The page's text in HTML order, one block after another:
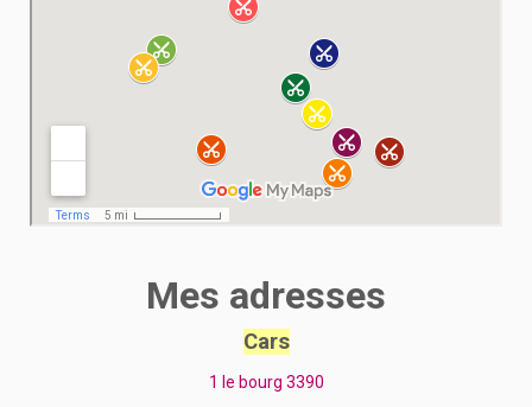
Mes adresses
Cars
1 le bourg 3390